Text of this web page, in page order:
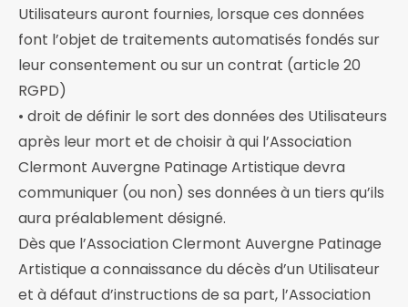
Utilisateurs auront fournies, lorsque ces données
font l’objet de traitements automatisés fondés sur
leur consentement ou sur un contrat (article 20
RGPD)
• droit de définir le sort des données des Utilisateurs
après leur mort et de choisir à qui l’Association
Clermont Auvergne Patinage Artistique devra
communiquer (ou non) ses données à un tiers qu’ils
aura préalablement désigné.
Dès que l’Association Clermont Auvergne Patinage
Artistique a connaissance du décès d’un Utilisateur
et à défaut d’instructions de sa part, l’Association